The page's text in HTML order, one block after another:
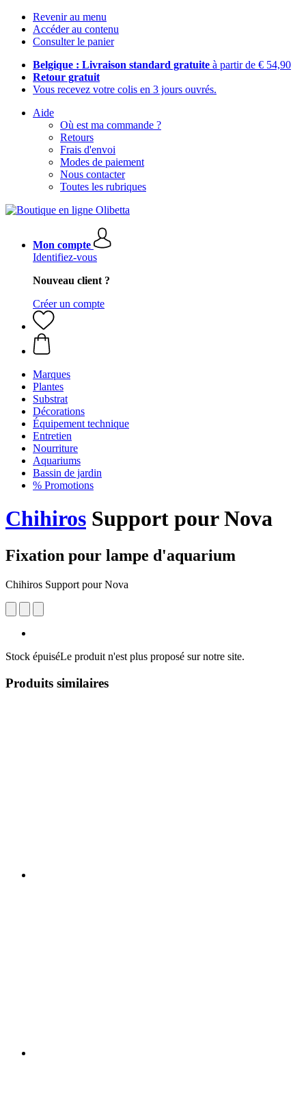
Revenir au menu
Accéder au contenu
Consulter le panier
Belgique : Livraison standard gratuite à partir de € 54,90
Retour gratuit
Vous recevez votre colis en 3 jours ouvrés.
Aide
Où est ma commande ?
Retours
Frais d'envoi
Modes de paiement
Nous contacter
Toutes les rubriques
Mon compte
Identifiez-vous
Nouveau client ?
Créer un compte
Marques
Plantes
Substrat
Décorations
Équipement technique
Entretien
Nourriture
Aquariums
Bassin de jardin
% Promotions
Chihiros Support pour Nova
Fixation pour lampe d'aquarium
Chihiros Support pour Nova
Stock épuiséLe produit n'est plus proposé sur notre site.
Produits similaires